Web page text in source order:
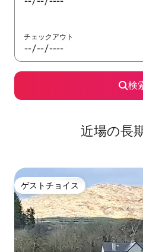
チェックアウト
検
近場の長
ゲストチョイス
ゲストチョイス